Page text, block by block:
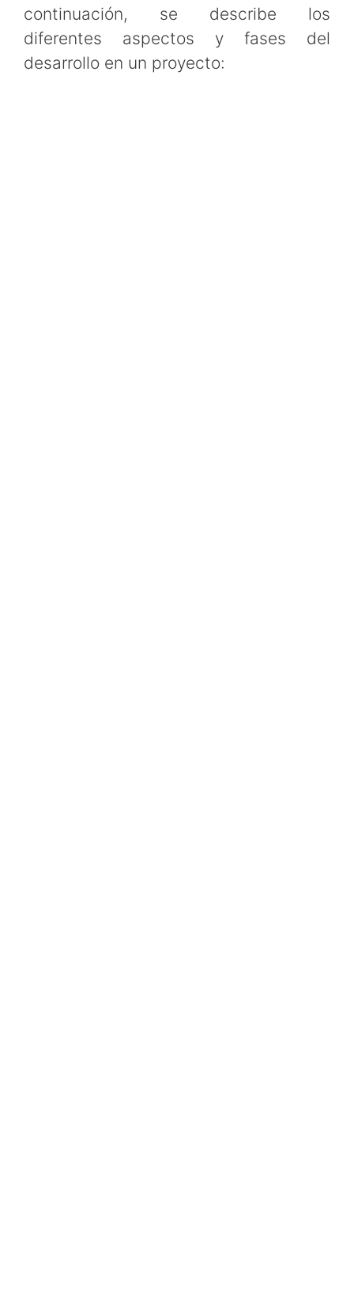
continuación, se describe los
diferentes aspectos y fases del
desarrollo en un proyecto: